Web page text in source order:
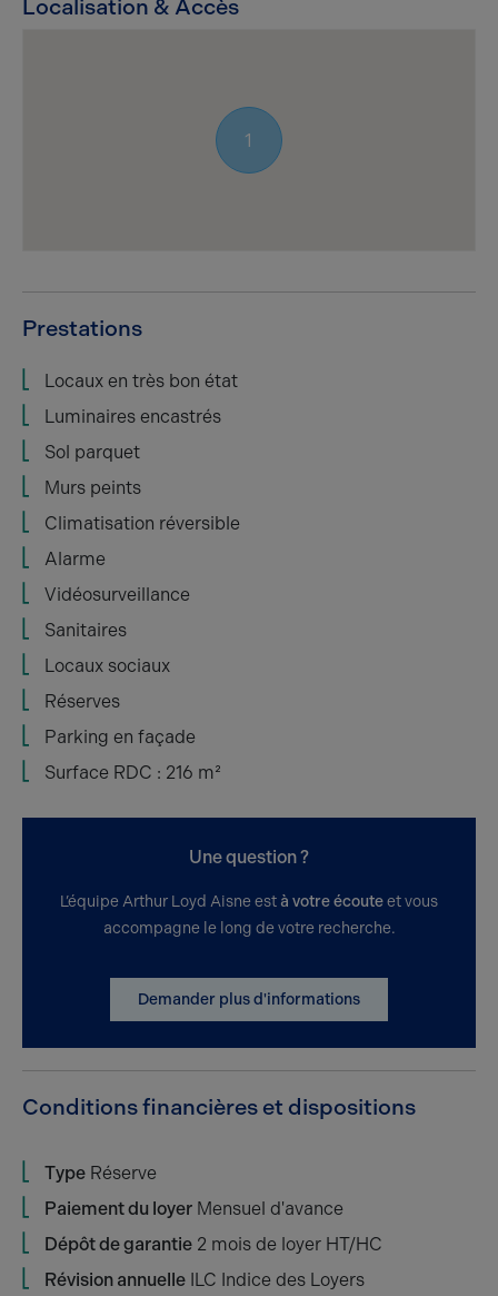
Localisation & Accès
1
Prestations
Locaux en très bon état
Luminaires encastrés
Sol parquet
Murs peints
Climatisation réversible
Alarme
Vidéosurveillance
Sanitaires
Locaux sociaux
Réserves
Parking en façade
Surface RDC : 216 m²
Une question ?
L’équipe Arthur Loyd Aisne est à votre écouteet vous
accompagne le long de votre recherche.
Demander plus d'informations
Conditions financières et dispositions
Type Réserve
Paiement du loyer Mensuel d'avance
Dépôt de garantie 2 mois de loyer HT/HC
Révision annuelle ILC Indice des Loyers